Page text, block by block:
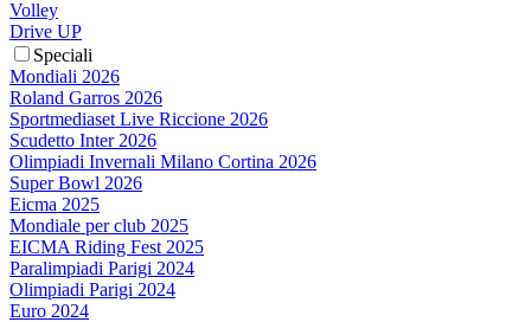
Volley
Drive UP
Speciali
Mondiali 2026
Roland Garros 2026
Sportmediaset Live Riccione 2026
Scudetto Inter 2026
Olimpiadi Invernali Milano Cortina 2026
Super Bowl 2026
Eicma 2025
Mondiale per club 2025
EICMA Riding Fest 2025
Paralimpiadi Parigi 2024
Olimpiadi Parigi 2024
Euro 2024